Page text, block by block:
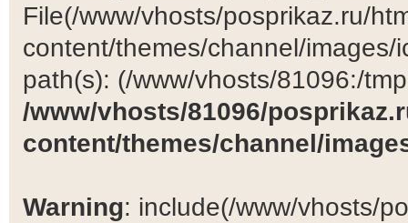
File(/www/vhosts/posprikaz.ru/
content/themes/channel/
path(s): (/www/vhosts/81096:/
/www/vhosts/81096/
content/themes/channel/
Warning: include(/www/vhosts/